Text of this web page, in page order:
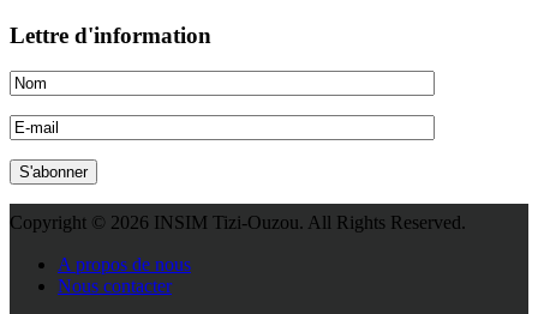
Lettre d'information
Copyright © 2026 INSIM Tizi-Ouzou. All Rights Reserved.
A propos de nous
Nous contacter